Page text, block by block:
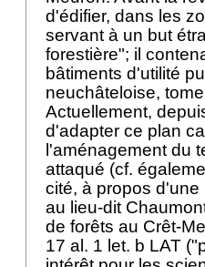
d'édifier, dans les
servant à un but
forestière"; il
bâtiments d'utilité
neuchâteloise,
Actuellement,
d'adapter ce plan
l'aménagement du
attaqué (cf.
cité, à propos
au lieu-dit
de forêts au Crêt-
17 al. 1 let. b LAT